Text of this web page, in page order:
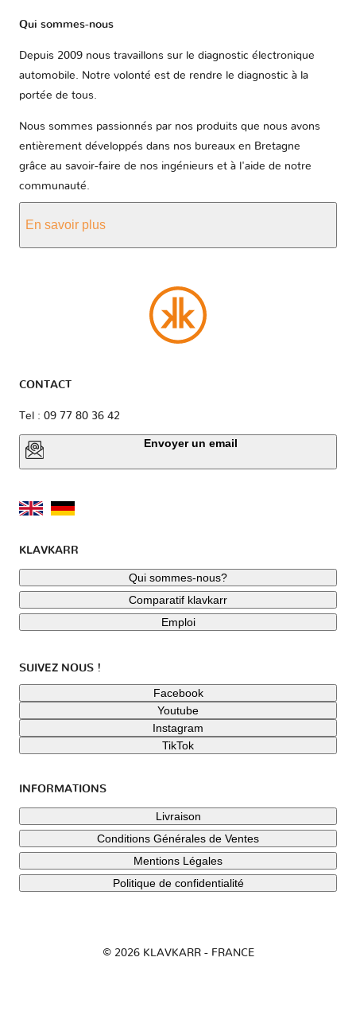
Qui sommes-nous
Depuis 2009 nous travaillons sur le diagnostic électronique
automobile. Notre volonté est de rendre le diagnostic à la
portée de tous.
Nous sommes passionnés par nos produits que nous avons
entièrement développés dans nos bureaux en Bretagne
grâce au savoir-faire de nos ingénieurs et à l'aide de notre
communauté.
En savoir plus
CONTACT
Tel : 09 77 80 36 42
Envoyer un email
KLAVKARR
Qui sommes-nous?
Comparatif klavkarr
Emploi
SUIVEZ NOUS !
Facebook
Youtube
Instagram
TikTok
INFORMATIONS
Livraison
Conditions Générales de Ventes
Mentions Légales
Politique de confidentialité
© 2026 KLAVKARR - FRANCE